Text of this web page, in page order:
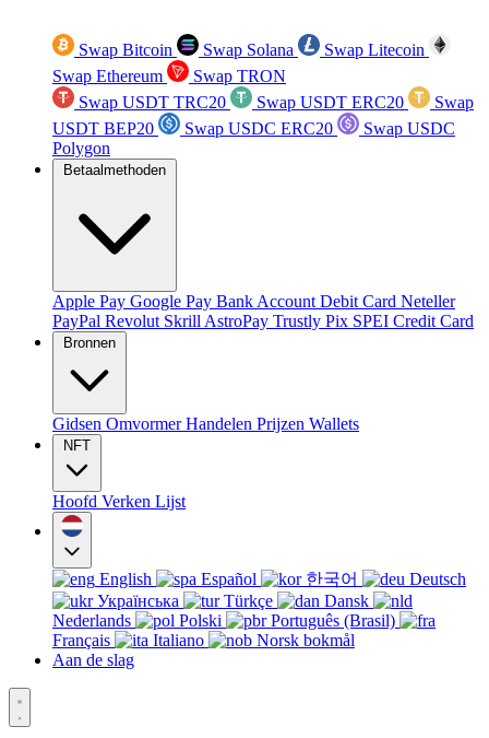
Swap Bitcoin Swap Solana
Swap Litecoin
Swap Ethereum
Swap TRON
Swap USDT TRC20
Swap USDT ERC20
Swap
USDT BEP20
Swap USDC ERC20
Swap USDC
Polygon
Betaalmethoden
Apple Pay Google Pay Bank Account Debit Card Neteller
PayPal Revolut Skrill AstroPay Trustly Pix SPEI Credit Card
Bronnen
Gidsen OmvormerHandelen Prijzen Wallets
NFT
Hoofd Verken Lijst
English Español 한국어
Deutsch
Українська
Türkçe
Dansk
Nederlands
Polski
Português (Brasil)
Français
Italiano
Norsk bokmål
Aan de slag